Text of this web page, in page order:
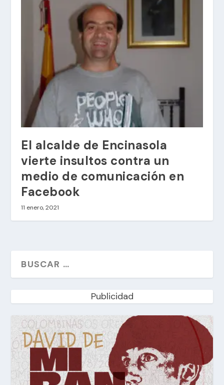
El alcalde de Encinasola
vierte insultos contra un
medio de comunicación en
Facebook
11 enero, 2021
Publicidad